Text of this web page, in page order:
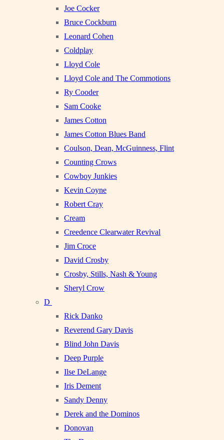
Joe Cocker
Bruce Cockburn
Leonard Cohen
Coldplay
Lloyd Cole
Lloyd Cole and The Commotions
Ry Cooder
Sam Cooke
James Cotton
James Cotton Blues Band
Coulson, Dean, McGuinness, Flint
Counting Crows
Cowboy Junkies
Kevin Coyne
Robert Cray
Cream
Creedence Clearwater Revival
Jim Croce
David Crosby
Crosby, Stills, Nash & Young
Sheryl Crow
D
Rick Danko
Reverend Gary Davis
Blind John Davis
Deep Purple
Ilse DeLange
Iris Dement
Sandy Denny
Derek and the Dominos
Donovan